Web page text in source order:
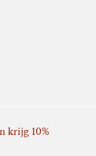
krijg 10%